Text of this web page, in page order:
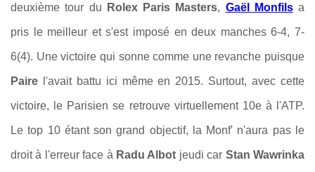
deuxième tour du Rolex Paris Masters, Gaël Monfilsa
pris le meilleur et s'est imposé en deux manches 6-4, 7-
6(4). Une victoire qui sonne comme une revanche puisque
Paire l'avait battu ici même en 2015. Surtout, avec cette
victoire, le Parisien se retrouve virtuellement 10e à l'ATP.
Le top 10 étant son grand objectif, la Monf' n'aura pas le
droit à l'erreur face à Radu Albot jeudi car Stan Wawrinka